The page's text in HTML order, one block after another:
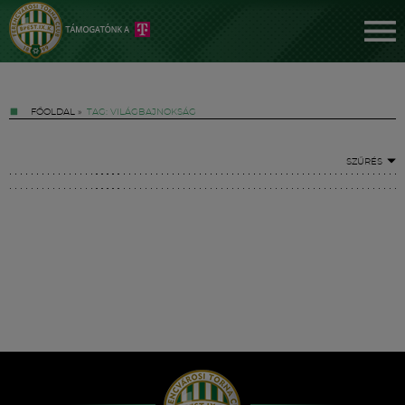
FŐOLDAL » TAG: VILÁGBAJNOKSÁG
SZŰRÉS
Hírek